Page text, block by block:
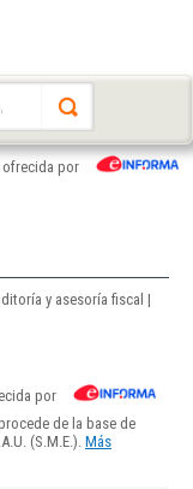
ofrecida por
y asesoría fiscal |
por
de la base de
(S.M.E.). Más